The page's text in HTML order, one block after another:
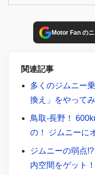
Motor Fan の
関連記事
多くのジムニー
換え」をやって
鳥取-長野！
の！ ジムニーに
ジムニーの弱点
内空間をゲット！